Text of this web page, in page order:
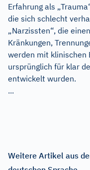
Erfahrung als
die sich schlecht
„Narzissten“, die
Kränkungen,
werden mit klinischen
ursprünglich für klar
entwickelt wurden.
...
Weitere Artikel aus